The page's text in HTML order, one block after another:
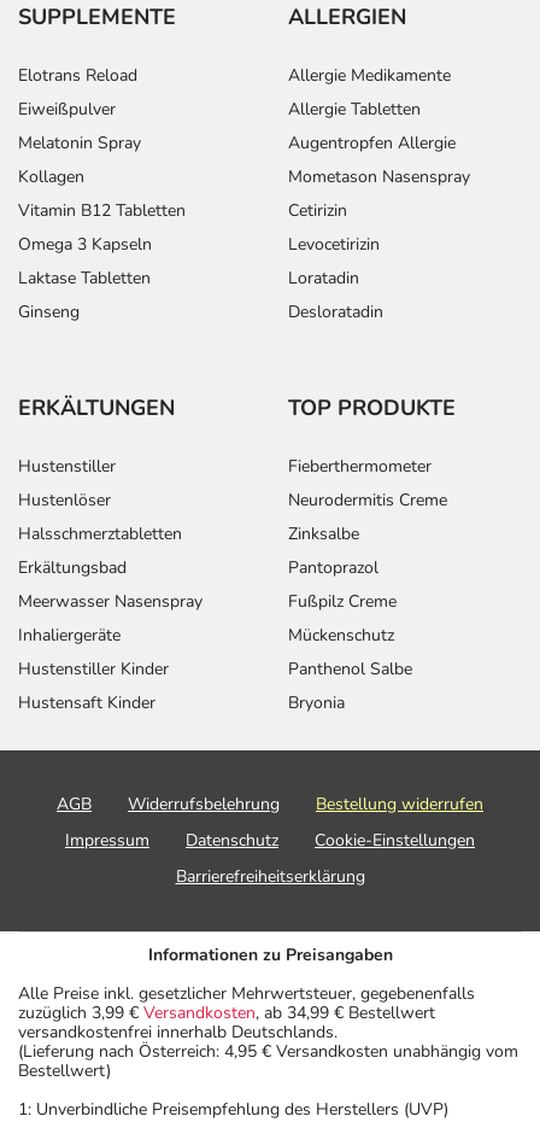
SUPPLEMENTE
Elotrans Reload
Eiweißpulver
Melatonin Spray
Kollagen
Vitamin B12 Tabletten
Omega 3 Kapseln
Laktase Tabletten
Ginseng
ALLERGIEN
Allergie Medikamente
Allergie Tabletten
Augentropfen Allergie
Mometason Nasenspray
Cetirizin
Levocetirizin
Loratadin
Desloratadin
ERKÄLTUNGEN
Hustenstiller
Hustenlöser
Halsschmerztabletten
Erkältungsbad
Meerwasser Nasenspray
Inhaliergeräte
Hustenstiller Kinder
Hustensaft Kinder
TOP PRODUKTE
Fieberthermometer
Neurodermitis Creme
Zinksalbe
Pantoprazol
Fußpilz Creme
Mückenschutz
Panthenol Salbe
Bryonia
AGB Widerrufsbelehrung
Bestellung widerrufen
Impressum
Datenschutz
Cookie-Einstellungen
Barrierefreiheitserklärung
Informationen zu Preisangaben
Alle Preise inkl. gesetzlicher Mehrwertsteuer, gegebenenfalls
zuzüglich 3,99 € Versandkosten, ab 34,99 € Bestellwert
versandkostenfrei innerhalb Deutschlands.
(Lieferung nach Österreich: 4,95 € Versandkosten unabhängig vom
Bestellwert)
1: Unverbindliche Preisempfehlung des Herstellers (UVP)